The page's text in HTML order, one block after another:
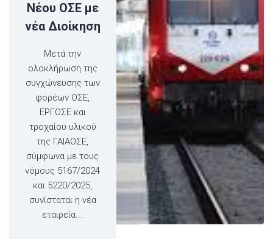
Νέου ΟΣΕ με
νέα Διοίκηση
Μετά την
ολοκλήρωση της
συγχώνευσης των
φορέων ΟΣΕ,
ΕΡΓΟΣΕ και
τροχαίου υλικού
της ΓΑΙΑΟΣΕ,
σύμφωνα με τους
νόμους 5167/2024
και 5220/2025,
συνίσταται η νέα
εταιρεία...